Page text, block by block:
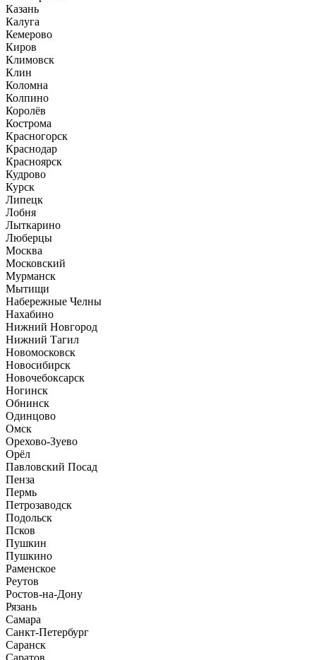
Казань
Калуга
Кемерово
Киров
Климовск
Клин
Коломна
Колпино
Королёв
Кострома
Красногорск
Краснодар
Красноярск
Кудрово
Курск
Липецк
Лобня
Лыткарино
Люберцы
Москва
Московский
Мурманск
Мытищи
Набережные Челны
Нахабино
Нижний Новгород
Нижний Тагил
Новомосковск
Новосибирск
Новочебоксарск
Ногинск
Обнинск
Одинцово
Омск
Орехово-Зуево
Орёл
Павловский Посад
Пенза
Пермь
Петрозаводск
Подольск
Псков
Пушкин
Пушкино
Раменское
Реутов
Ростов-на-Дону
Рязань
Самара
Санкт-Петербург
Саранск
Саратов